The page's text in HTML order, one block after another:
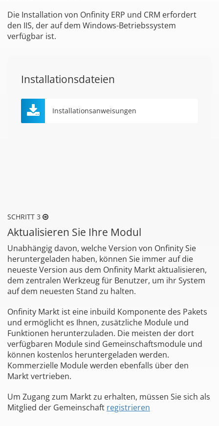
Die Installation von Onfinity ERP und CRM erfordert
den IIS, der auf dem Windows-Betriebssystem
verfügbar ist.
Installationsdateien
Installationsanweisungen
SCHRITT 3
Aktualisieren Sie Ihre Modul
Unabhängig davon, welche Version von Onfinity Sie
heruntergeladen haben, können Sie immer auf die
neueste Version aus dem Onfinity Markt aktualisieren,
dem zentralen Werkzeug für Benutzer, um ihr System
auf dem neuesten Stand zu halten.
Onfinity Markt ist eine inbuild Komponente des Pakets
und ermöglicht es Ihnen, zusätzliche Module und
Funktionen herunterzuladen. Die meisten der dort
verfügbaren Module sind Gemeinschaftsmodule und
können kostenlos heruntergeladen werden.
Kommerzielle Module werden ebenfalls über den
Markt vertrieben.
Um Zugang zum Markt zu erhalten, müssen Sie sich als
Mitglied der Gemeinschaft registrieren